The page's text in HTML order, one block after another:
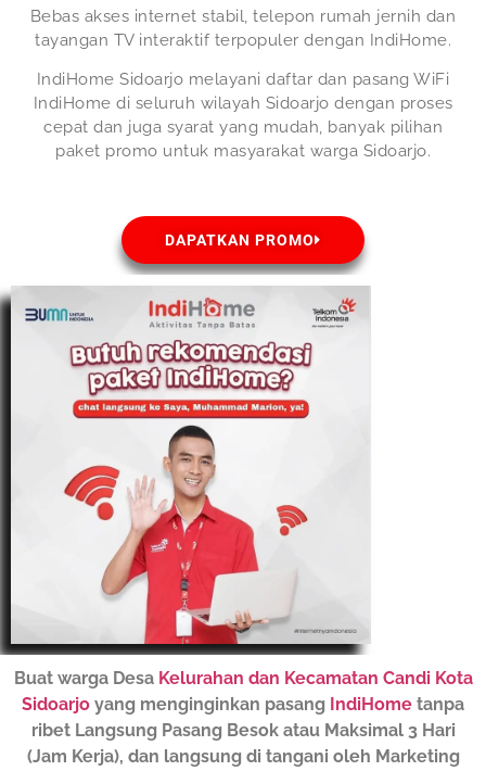
Bebas akses internet stabil, telepon rumah jernih dan
tayangan TV interaktif terpopuler dengan IndiHome.
IndiHome Sidoarjo melayani daftar dan pasang WiFi
IndiHome di seluruh wilayah Sidoarjo dengan proses
cepat dan juga syarat yang mudah, banyak pilihan
paket promo untuk masyarakat warga Sidoarjo.
DAPATKAN PROMO
Buat warga Desa Kelurahan dan Kecamatan Candi Kota
Sidoarjo yang menginginkan pasang IndiHome tanpa
ribet Langsung Pasang Besok atau Maksimal 3 Hari
(Jam Kerja), dan langsung di tangani oleh Marketing